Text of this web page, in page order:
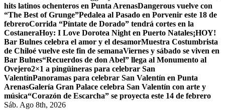
hits latinos ochenteros en Punta ArenasDangerous vuelve con
“The Best of Grunge”Pedalea al Pasado en Porvenir este 18 de
febreroCorrida “Píntate de Dorado” tendrá cortes en la
CostaneraHoy: I Love Dorotea Night en Puerto Natales¡HOY!
Bar Bulnes celebra el amor y el desamorMuestra Costumbrista
de Chiloé vuelve este fin de semanaViernes y sábado se viven en
Bar Bulnes“Recuerdos de don Abel” llega al Monumento al
Ovejero2×1 a pingüineras para celebrar San
ValentínPanoramas para celebrar San Valentín en Punta
ArenasGalería Gran Palace celebra San Valentín con arte y
música“Corazón de Escarcha” se proyecta este 14 de febrero
Sáb. Ago 8th, 2026